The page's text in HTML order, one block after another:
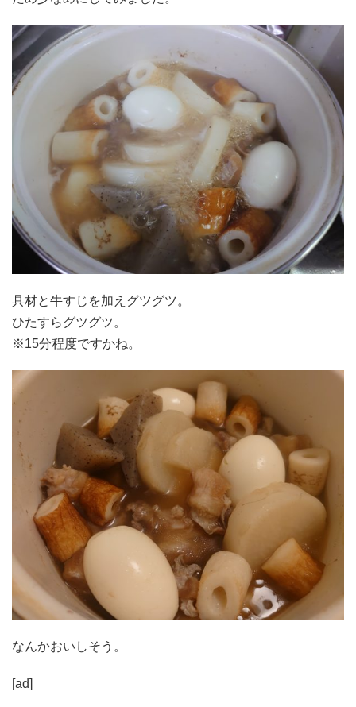
具材と牛すじを加えグツグツ。
ひたすらグツグツ。
※15分程度ですかね。
なんかおいしそう。
[ad]